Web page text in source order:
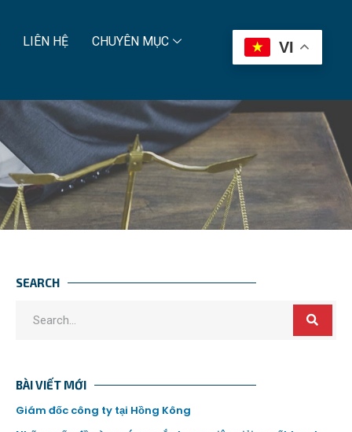
LIÊN HỆ CHUYÊN MỤC VI
SEARCH
BÀI VIẾT MỚI
Giám đốc công ty tại Hồng Kông